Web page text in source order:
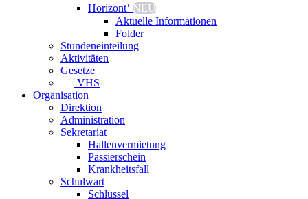
Horizont⁺ NEU
Aktuelle Informationen
Folder
Stundeneinteilung
Aktivitäten
Gesetze
VHS
Organisation
Direktion
Administration
Sekretariat
Hallenvermietung
Passierschein
Krankheitsfall
Schulwart
Schlüssel